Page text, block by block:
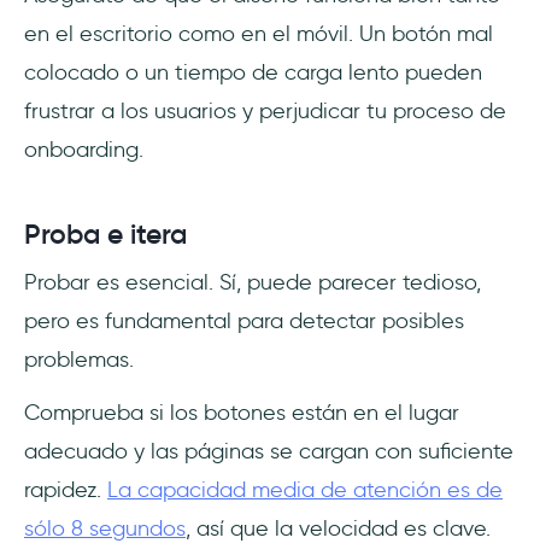
en el escritorio como en el móvil. Un botón mal
colocado o un tiempo de carga lento pueden
frustrar a los usuarios y perjudicar tu proceso de
onboarding.
Proba e itera
Probar es esencial. Sí, puede parecer tedioso,
pero es fundamental para detectar posibles
problemas.
Comprueba si los botones están en el lugar
adecuado y las páginas se cargan con suficiente
rapidez. La capacidad media de atención es de
sólo 8 segundos, así que la velocidad es clave.